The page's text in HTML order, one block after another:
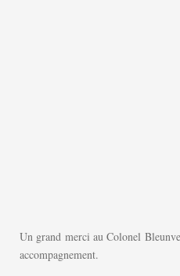
Un grand merci au Colonel
accompagnement.